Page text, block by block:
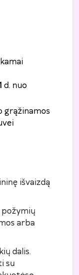
d. nuo
grąžinamos
išvaizdą
arba
dalis.
su